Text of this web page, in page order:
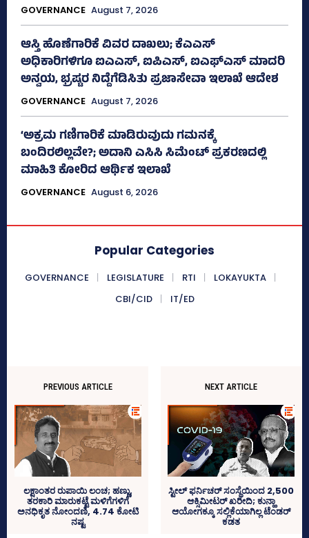
GOVERNANCE August 7, 2026
ಆಸ್ತಿ ಹೊಣೆಗಾರಿಕೆ ವಿವರ ದಾಖಲು; ಕೆಎಎಸ್
ಅಧಿಕಾರಿಗಳಿಗೂ ಐಎಎಸ್‌, ಐಪಿಎಸ್‌, ಐಎಫ್‌ಎಸ್‌ ಮಾದರಿ
ಅನ್ವಯ, ಭ್ರಷ್ಟರ ನಿದ್ದೆಗೆಡಿಸಿತು ಪ್ರಜಾಸೇವಾ ಇಲಾಖೆ ಆದೇಶ
GOVERNANCE August 7, 2026
‘ಅಕ್ರಮ ಗಣಿಗಾರಿಕೆ ಮಾಡಿರುವುದು ಗಮನಕ್ಕೆ
ಬಂದಿರಲಿಲ್ಲವೇ?; ಅದಾನಿ ಎಸಿಸಿ ಸಿಮೆಂಟ್ ಪ್ರಕರಣದಲ್ಲಿ
ಮಾಹಿತಿ ಕೋರಿದ ಆರ್ಥಿಕ ಇಲಾಖೆ
GOVERNANCE August 6, 2026
Popular Categories
GOVERNANCE LEGISLATURE RTI
LOKAYUKTA
CBI/CID
IT/ED
PREVIOUS ARTICLE
ಲಕ್ಷಾಂತರ ರುಪಾಯಿ ಲಂಚ; ಹಣ್ಣು,
ತರಕಾರಿ ಮಾರುಕಟ್ಟೆ ಮಳಿಗೆಗಳಿಗೆ
ಅನಧಿಕೃತ ನೋಂದಣಿ, 4.74 ಕೋಟಿ
ನಷ್ಟ
NEXT ARTICLE
ಸ್ಟೀಲ್‌ ಫರ್ನಿಚರ್‍‌ ಸಂಸ್ಥೆಯಿಂದ 2,500
ಆಕ್ಸಿಮೀಟರ್‍‌ ಖರೀದಿ; ಕುನ್ಹಾ
ಆಯೋಗಕ್ಕೂ ಸಲ್ಲಿಕೆಯಾಗಿಲ್ಲ ಟೆಂಡರ್‌
ಕಡತ